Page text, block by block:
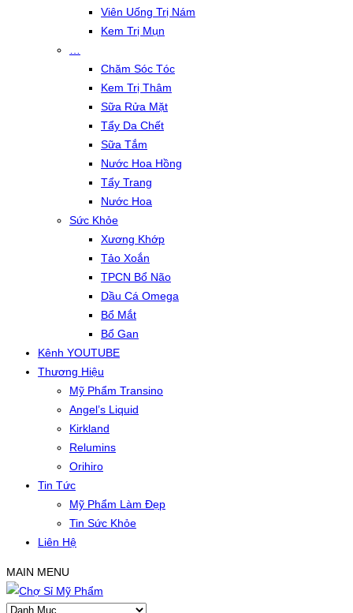
Viên Uống Trị Nám
Kem Trị Mụn
Chăm Sóc Tóc
Kem Trị Thâm
Sữa Rửa Mặt
Tẩy Da Chết
Sữa Tắm
Nước Hoa Hồng
Tẩy Trang
Nước Hoa
Sức Khỏe
Xương Khớp
Tảo Xoắn
TPCN Bổ Não
Dầu Cá Omega
Bổ Mắt
Bổ Gan
Kênh YOUTUBE
Thương Hiệu
Mỹ Phẩm Transino
Angel’s Liquid
Kirkland
Relumins
Orihiro
Tin Tức
Mỹ Phẩm Làm Đẹp
Tin Sức Khỏe
Liên Hệ
MAIN MENU